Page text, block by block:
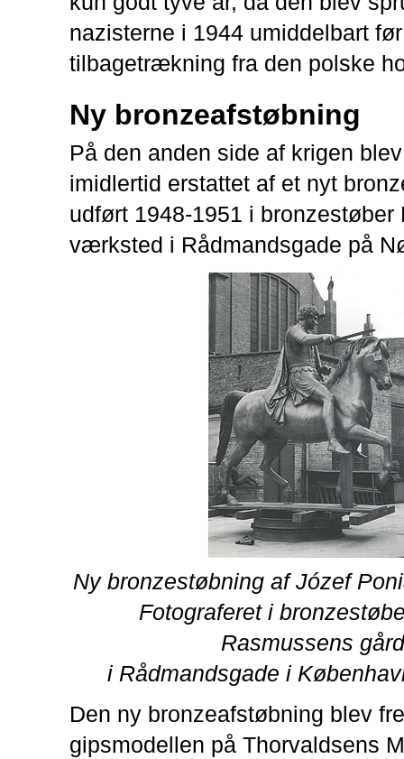
nazisterne i 1944 umiddelbart
tilbagetrækning fra den polske
Ny bronzeafstøbning
På den anden side af krigen
imidlertid erstattet af et nyt
udført 1948-1951 i bronzestøber
værksted i Rådmandsgade på
Ny bronzestøbning af Józef
Fotograferet i
Rasmussens gård
i Rådmandsgade i
Den ny bronzeafstøbning blev
gipsmodellen på Thorvaldsens